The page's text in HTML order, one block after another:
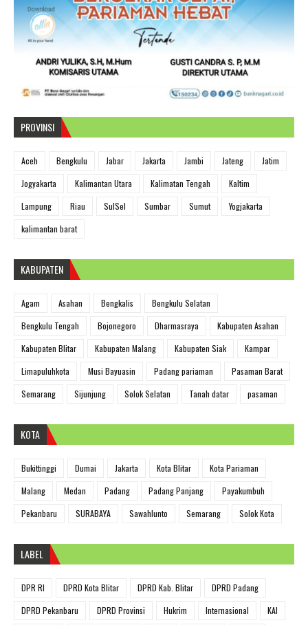
PROVINSI
Aceh Bengkulu Jabar Jakarta Jambi Jateng
Jatim
Jogyakarta
Kalimantan Utara Kalimatan Tengah
Kaltim
Lampung
Riau SulSel Sumbar Sumut
Yogjakarta
kalimantan barat
KABUPATEN
Agam Asahan Bengkalis
Bengkulu Selatan
Bengkulu Tengah
Bojonegoro Dharmasraya
Kabupaten Asahan
Kabupaten Blitar
Kabupaten Malang Kabupaten Siak
Kampar
Limapuluhkota
Musi Bayuasin Padang pariaman
Pasaman Barat
Semarang
Sijunjung Solok Selatan Tanah datar pasaman
KOTA
Bukittinggi Dumai Jakarta Kota Blitar
Kota Pariaman
Malang
Medan Padang Padang Panjang
Payakumbuh
Pekanbaru
SURABAYA Sawahlunto Semarang Solok Kota
LABEL
DPR RI DPRD Kota Blitar DPRD Kab. Blitar
DPRD Padang
DPRD Pekanbaru
DPRD Provinsi Hukrim Internasional KAI